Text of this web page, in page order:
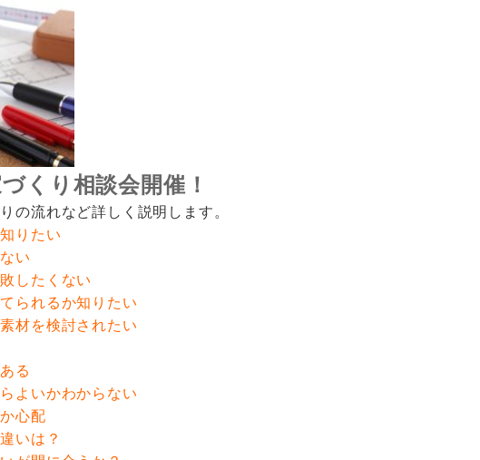
くり相談会開催！
の流れなど詳しく説明します。
りたい
い
したくない
られるか知りたい
材を検討されたい
る
よいかわからない
心配
いは？